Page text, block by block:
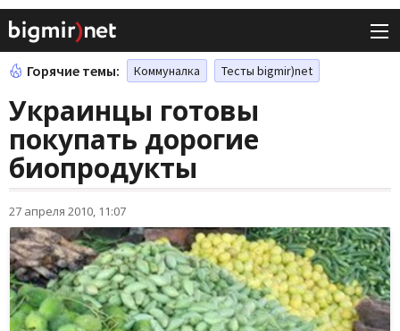
Горячие темы: Коммуналка Тесты bigmir)net
Украинцы готовы
покупать дорогие
биопродукты
27 апреля 2010, 11:07